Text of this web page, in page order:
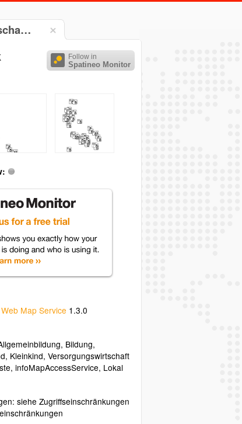
Follow in
Spatineo Monitor
Map Service 1.3.0
, Bildung,
, Kleinkind,Versorgungswirtschaft
,infoMapAccessService, Lokal
siehe Zugriffseinschränkungen